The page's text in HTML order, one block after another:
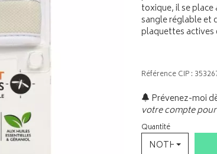
toxique, il se place
sangle réglable et
plaquettes actives
Référence CIP :
Prévenez-moi
votre compte
Quantité
NOTHING